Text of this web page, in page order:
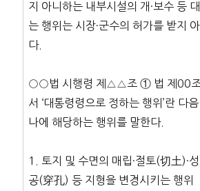
지 아니하는 내부시설의 개·보수 등
는 행위는 시장·군수의 허가를 받지
다.
○○법 시행령 제△△조 ① 법 제00조
서 ‘대통령령으로 정하는 행위’란 다
나에 해당하는 행위를 말한다.
1. 토지 및 수면의 매립·절토(切土)·
공(穿孔) 등 지형을 변경시키는 행위